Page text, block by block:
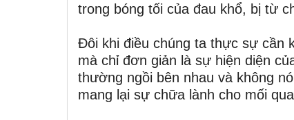
trong bóng tối của đau khổ, bị từ
Đôi khi điều chúng ta thực sự cần
mà chỉ đơn giản là sự hiện diện
thường ngồi bên nhau và không
mang lại sự chữa lành cho mối